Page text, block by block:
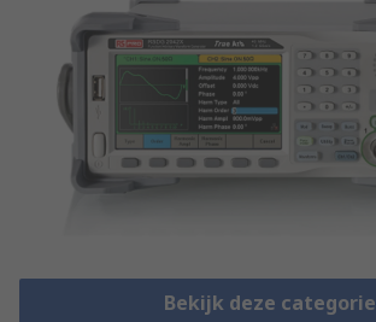
Bekijk deze categorie